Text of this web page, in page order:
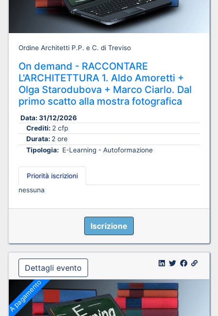
Ordine Architetti P.P. e C. di Treviso
On demand - RACCONTARE
L'ARCHITETTURA 1. Aldo Amoretti +
Olga Starodubova + Marco Ciarlo. Dal
primo scatto alla mostra fotografica
Data: 31/12/2026
Crediti: 2 cfp
Durata: 2 ore
Tipologia: E-Learning - Autoformazione
Priorità iscrizioni
nessuna
Iscrizione
Dettagli evento
A pagamento